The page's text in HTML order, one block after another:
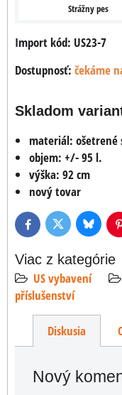
Strážny pes
Import kód: US23-7
Dostupnosť: čekáme
Skladom
materiál: ošetrené
objem: +/- 95 l.
výška: 92 cm
nový tovar
FacebookTwitter Bluesky
Viac z kategórie
US vybavení
příslušenství
Diskusia
Nový